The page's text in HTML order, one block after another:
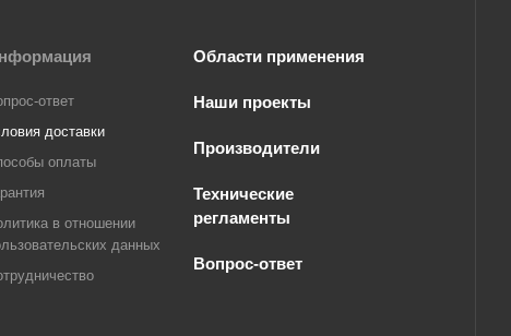
ответ
доставки
оплаты
в отношении
данных
Области применения
Наши проекты
Производители
Технические
регламенты
Вопрос-ответ